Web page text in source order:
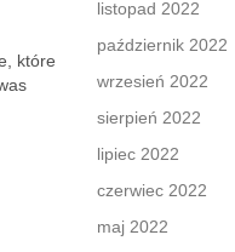
które
listopad 2022
październik 2022
wrzesień 2022
sierpień 2022
lipiec 2022
czerwiec 2022
maj 2022